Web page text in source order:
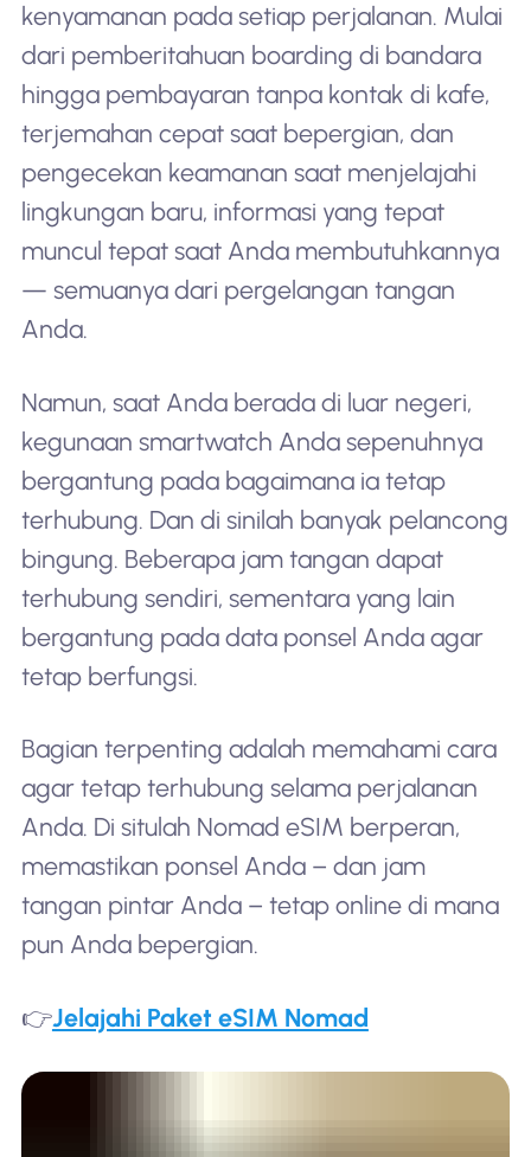
kenyamanan pada setiap perjalanan. Mulai
dari pemberitahuan boarding di bandara
hingga pembayaran tanpa kontak di kafe,
terjemahan cepat saat bepergian, dan
pengecekan keamanan saat menjelajahi
lingkungan baru, informasi yang tepat
muncul tepat saat Anda membutuhkannya
— semuanya dari pergelangan tangan
Anda.
Namun, saat Anda berada di luar negeri,
kegunaan smartwatch Anda sepenuhnya
bergantung pada bagaimana ia tetap
terhubung. Dan di sinilah banyak pelancong
bingung. Beberapa jam tangan dapat
terhubung sendiri, sementara yang lain
bergantung pada data ponsel Anda agar
tetap berfungsi.
Bagian terpenting adalah memahami cara
agar tetap terhubung selama perjalanan
Anda. Di situlah Nomad eSIM berperan,
memastikan ponsel Anda – dan jam
tangan pintar Anda – tetap online di mana
pun Anda bepergian.
👉Jelajahi Paket eSIM Nomad